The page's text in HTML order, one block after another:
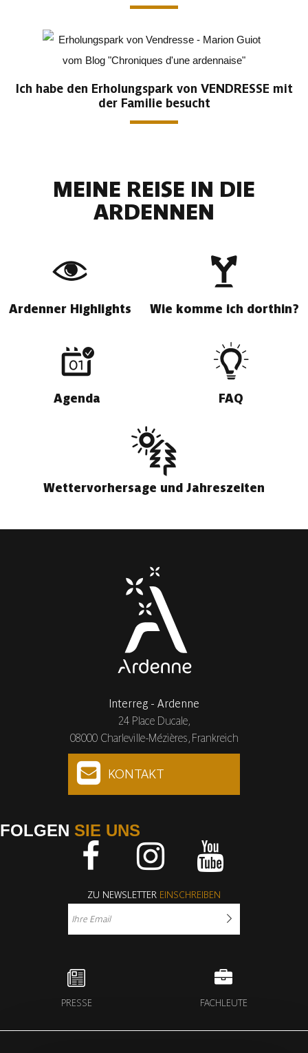
Ich habe den Erholungspark von VENDRESSE mit
der Familie besucht
MEINE REISE IN DIE
ARDENNEN
Ardenner Highlights Wie komme ich dorthin?
Agenda FAQ
Wettervorhersage und Jahreszeiten
Interreg - Ardenne
24 Place Ducale,
08000 Charleville-Mézières, Frankreich
KONTAKT
FOLGEN SIE UNS
ZU NEWSLETTER EINSCHREIBEN
PRESSE FACHLEUTE